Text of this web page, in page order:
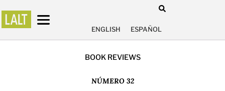
ENGLISH ESPAÑOL
BOOK REVIEWS
NÚMERO 32